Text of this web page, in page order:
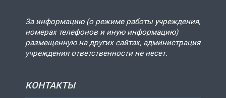
За информацию (о режиме работы учреждения,
номерах телефонов и иную информацию)
размещенную на других сайтах, администрация
учреждения ответственности не несет.
КОНТАКТЫ